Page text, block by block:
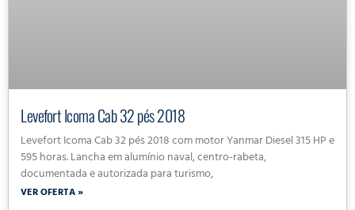
Levefort Icoma Cab 32 pés 2018
Levefort Icoma Cab 32 pés 2018 com motor Yanmar Diesel 315 HP e
595 horas. Lancha em alumínio naval, centro-rabeta,
documentada e autorizada para turismo,
VER OFERTA »